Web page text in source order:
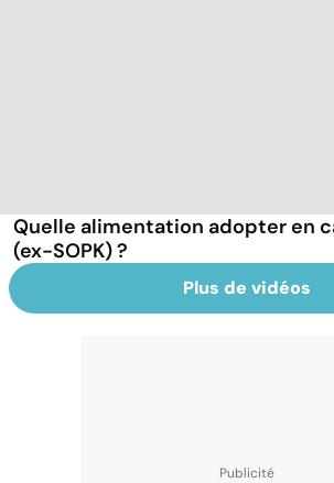
Quelle alimentation adopter en
(ex-SOPK) ?
Plus de vidéos